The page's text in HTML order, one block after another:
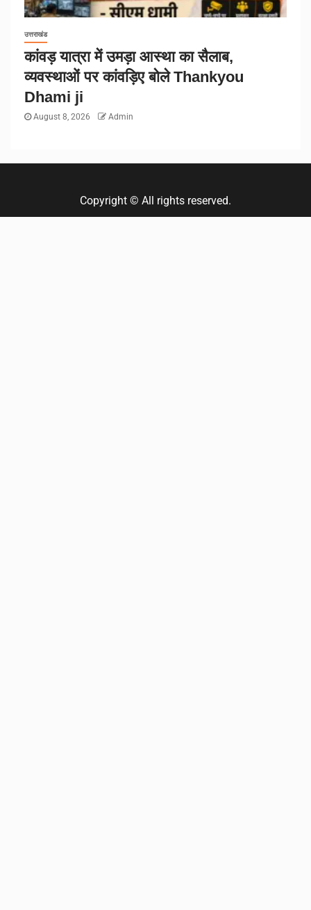
उत्तराखंड
कांवड़ यात्रा में उमड़ा आस्था का सैलाब,
व्यवस्थाओं पर कांवड़िए बोले Thankyou
Dhami ji
August 8, 2026 Admin
Copyright © All rights reserved.